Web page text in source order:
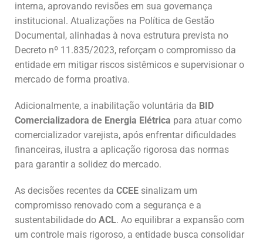
interna, aprovando revisões em sua governança
institucional. Atualizações na Política de Gestão
Documental, alinhadas à nova estrutura prevista no
Decreto nº 11.835/2023, reforçam o compromisso da
entidade em mitigar riscos sistêmicos e supervisionar o
mercado de forma proativa.
Adicionalmente, a inabilitação voluntária da BID
Comercializadora de Energia Elétrica para atuar como
comercializador varejista, após enfrentar dificuldades
financeiras, ilustra a aplicação rigorosa das normas
para garantir a solidez do mercado.
As decisões recentes da CCEE sinalizam um
compromisso renovado com a segurança e a
sustentabilidade do ACL. Ao equilibrar a expansão com
um controle mais rigoroso, a entidade busca consolidar